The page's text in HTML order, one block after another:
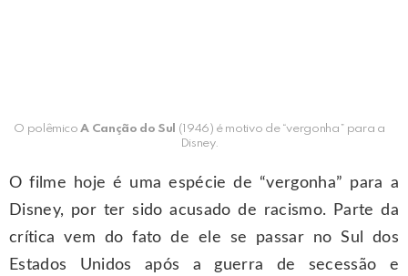
O polêmicoA Canção do Sul
(1946) é motivo de “vergonha” para a
Disney.
O filme hoje é uma espécie de “vergonha” para a
Disney, por ter sido acusado de racismo. Parte da
crítica vem do fato de ele se passar no Sul dos
Estados Unidos após a guerra de secessão e